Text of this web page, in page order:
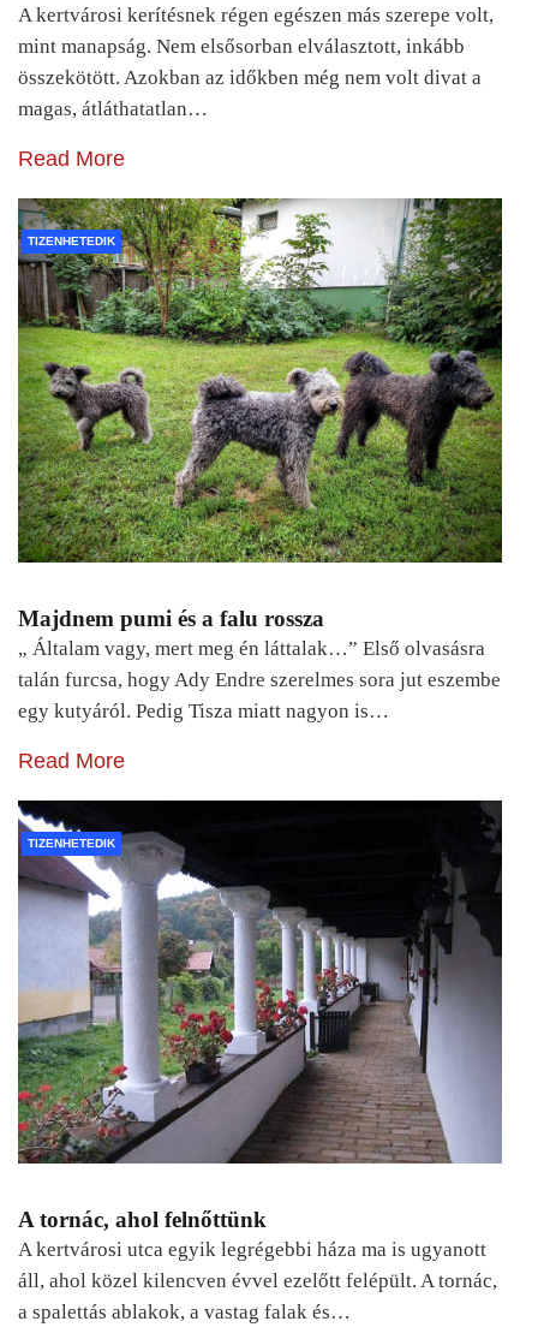
A kertvárosi kerítésnek régen egészen más szerepe volt,
mint manapság. Nem elsősorban elválasztott, inkább
összekötött. Azokban az időkben még nem volt divat a
magas, átláthatatlan…
Read More
TIZENHETEDIK
Majdnem pumi és a falu rossza
„ Általam vagy, mert meg én láttalak…” Első olvasásra
talán furcsa, hogy Ady Endre szerelmes sora jut eszembe
egy kutyáról. Pedig Tisza miatt nagyon is…
Read More
TIZENHETEDIK
A tornác, ahol felnőttünk
A kertvárosi utca egyik legrégebbi háza ma is ugyanott
áll, ahol közel kilencven évvel ezelőtt felépült. A tornác,
a spalettás ablakok, a vastag falak és…